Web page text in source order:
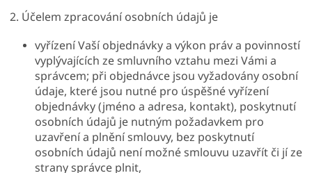
2. Účelem zpracování osobních údajů je
vyřízení Vaší objednávky a výkon práv a povinností
vyplývajících ze smluvního vztahu mezi Vámi a
správcem; při objednávce jsou vyžadovány osobní
údaje, které jsou nutné pro úspěšné vyřízení
objednávky (jméno a adresa, kontakt), poskytnutí
osobních údajů je nutným požadavkem pro
uzavření a plnění smlouvy, bez poskytnutí
osobních údajů není možné smlouvu uzavřít či jí ze
strany správce plnit,